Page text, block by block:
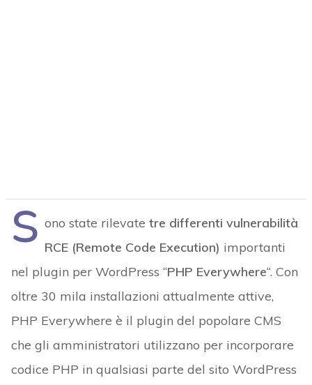
S ono state rilevate tre differenti vulnerabilità
RCE (Remote Code Execution) importanti
nel plugin per WordPress “PHP Everywhere“. Con
oltre 30 mila installazioni attualmente attive,
PHP Everywhere è il plugin del popolare CMS
che gli amministratori utilizzano per incorporare
codice PHP in qualsiasi parte del sito WordPress